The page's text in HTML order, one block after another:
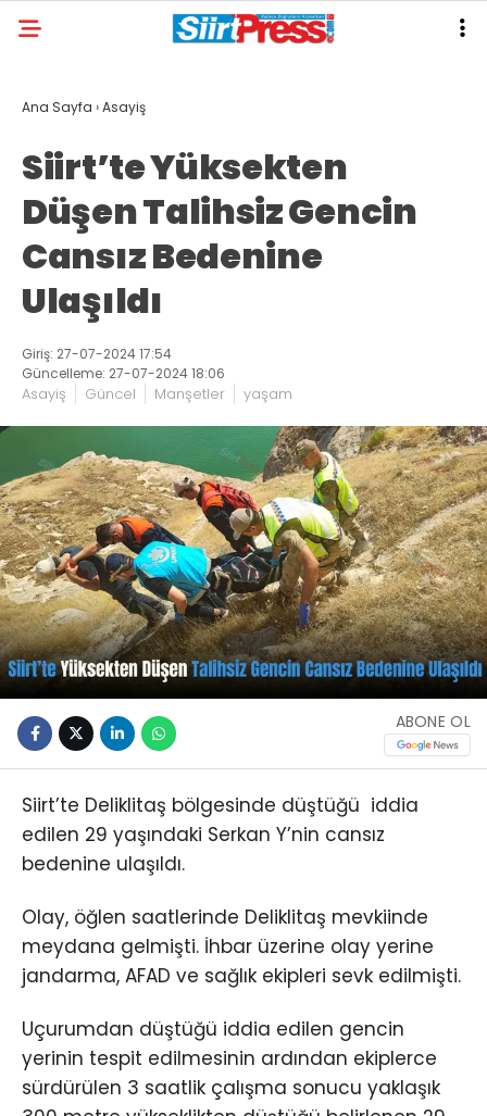
Ana Sayfa ›Asayiş
Siirt’te Yüksekten
Düşen Talihsiz Gencin
Cansız Bedenine
Ulaşıldı
Giriş: 27-07-2024 17:54
Güncelleme: 27-07-2024 18:06
Asayiş Güncel Manşetler yaşam
ABONE OL
Siirt’te Deliklitaş bölgesinde düştüğü iddia
edilen 29 yaşındaki Serkan Y’nin cansız
bedenine ulaşıldı.
Olay, öğlen saatlerinde Deliklitaş mevkiinde
meydana gelmişti. İhbar üzerine olay yerine
jandarma, AFAD ve sağlık ekipleri sevk edilmişti.
Uçurumdan düştüğü iddia edilen gencin
yerinin tespit edilmesinin ardından ekiplerce
sürdürülen 3 saatlik çalışma sonucu yaklaşık